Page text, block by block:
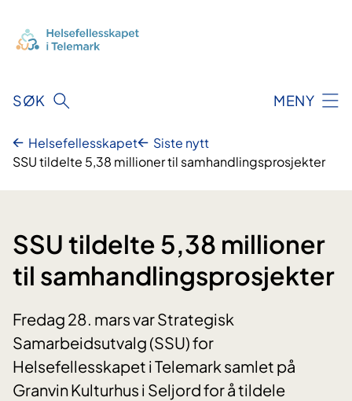
innhold
SØK MENY
Helsefellesskapet
Siste nytt
SSU tildelte 5,38 millioner til samhandlingsprosjekter
SSU tildelte 5,38 millioner
til samhandlingsprosjekter
Fredag 28. mars var Strategisk
Samarbeidsutvalg (SSU) for
Helsefellesskapet i Telemark samlet på
Granvin Kulturhus i Seljord for å tildele